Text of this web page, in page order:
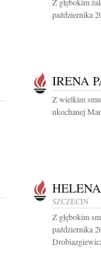
października
IRENA
Z wielkim
ukochanej
SZCZECIN
Z głębokim
października